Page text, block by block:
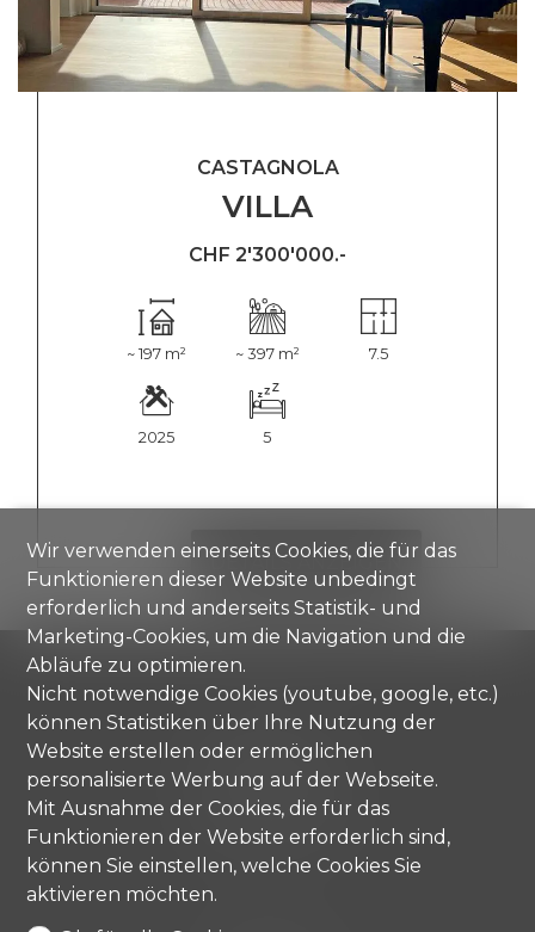
VILLA
CASTAGNOLA
CHF 2'300'000.-
~ 197 m² ~ 397 m² 7.5
2025 5
DETAILS ANZEIGEN
Comisa SA
Strada di Gandria 4
6976 Castagnola
Tel. +41 91 971 67 00
info@comisa.ch
Wir verwenden einerseits Cookies, die für das
Funktionieren dieser Website unbedingt
erforderlich und anderseits Statistik- und
Marketing-Cookies, um die Navigation und die
Abläufe zu optimieren.
Nicht notwendige Cookies (youtube, google, etc.)
können Statistiken über Ihre Nutzung der
Website erstellen oder ermöglichen
personalisierte Werbung auf der Webseite.
Mit Ausnahme der Cookies, die für das
Funktionieren der Website erforderlich sind,
können Sie einstellen, welche Cookies Sie
aktivieren möchten.